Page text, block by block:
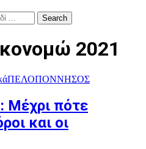
Search
2021
ΠΕΛΟΠΟΝΝΗΣΟΣ
Μέχρι πότε
και οι